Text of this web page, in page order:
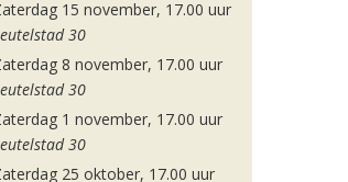
15 november, 17.00 uur
30
8 november, 17.00 uur
30
1 november, 17.00 uur
30
25 oktober, 17.00 uur